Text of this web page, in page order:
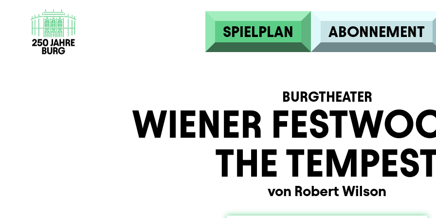
Direkt zum Inhalt
SPIELPLAN ABONNEMENT
WIENER
THE
BURGTHEATER
von Robert Wilson